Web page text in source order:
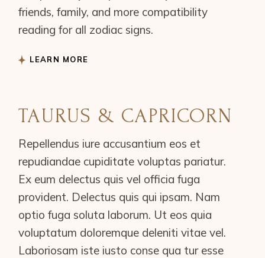
friends, family, and more compatibility
reading for all zodiac signs.
LEARN MORE
TAURUS & CAPRICORN
Repellendus iure accusantium eos et
repudiandae cupiditate voluptas pariatur.
Ex eum delectus quis vel officia fuga
provident. Delectus quis qui ipsam. Nam
optio fuga soluta laborum. Ut eos quia
voluptatum doloremque deleniti vitae vel.
Laboriosam iste iusto conse qua tur esse